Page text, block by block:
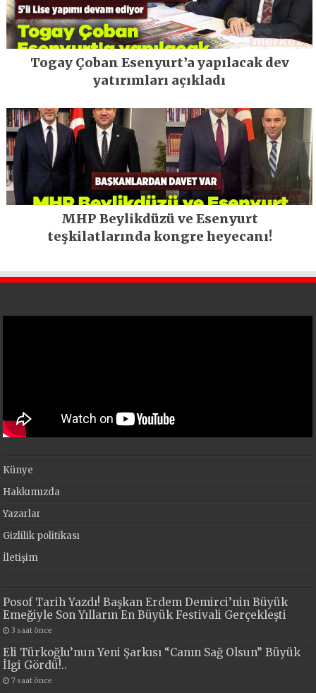
Togay Çoban Esenyurt’a yapılacak dev
yatırımları açıkladı
MHP Beylikdüzü ve Esenyurt
teşkilatlarında kongre heyecanı!
Künye
Hakkımızda
Yazarlar
Gizlilik politikası
İletişim
Posof Tarih Yazdı! Başkan Erdem Demirci’nin Büyük
Emeğiyle Son Yılların En Büyük Festivali Gerçekleşti
3 saat önce
Eli Türkoğlu’nun Yeni Şarkısı “Canın Sağ Olsun” Büyük
İlgi Gördü!..
7 saat önce